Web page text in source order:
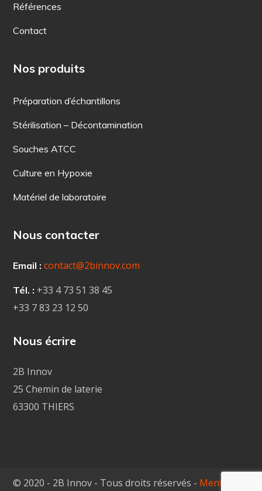
Références
Contact
Nos produits
Préparation d’échantillons
Stérilisation – Décontamination
Souches ATCC
Culture en Hypoxie
Matériel de laboratoire
Nous contacter
Email : contact@2binnov.com
Tél. : +33 473 51 38 45
+33 7 83 23 12 50
Nous écrire
2B Innov
25 Chemin de laterie
63300 THIERS
© 2020 - 2B Innov - Tous droits réservés - Mentions